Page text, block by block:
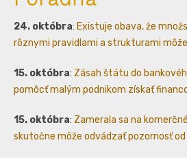
24. októbra: Existuje obava, že
rôznymi pravidlami a strukturami
15. októbra: Zásah štátu do
pomôcť malým podnikom získať
15. októbra: Zamerala sa na
skutočne môže odvádzať pozornosť od